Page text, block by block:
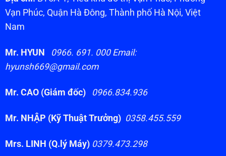
Vạn Phúc, Quận Hà Đông, Thành phố Hà Nội, Việt
Nam
Mr. HYUN
0966. 691. 000 Email:
hyunsh669@gmail.com
Mr. CAO (Giám đốc) 0966.834.936
Mr. NHẬP (Kỹ Thuật Trưởng) 0358.455.559
Mrs. LINH (Q.lý Máy) 0379.473.298